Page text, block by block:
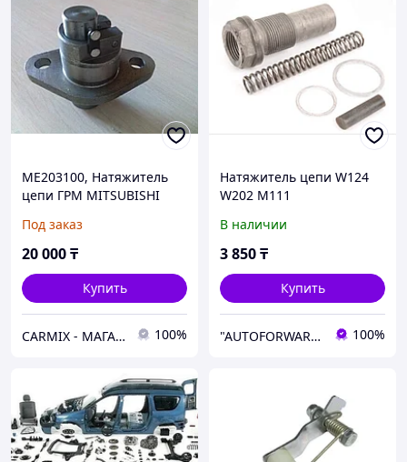
ME203100, Натяжитель
цепи ГРМ MITSUBISHI
Под заказ
20 000₸
Купить
СARMIX - МАГАЗИН АВТОЗАПЧАСТЕЙ В НУР-СУЛТАНЕ (АСТАНА) 100%
Натяжитель цепи W124
W202 M111
В наличии
3 850₸
Купить
"AUTOFORWARD.KZ" Автозапчасти 100%